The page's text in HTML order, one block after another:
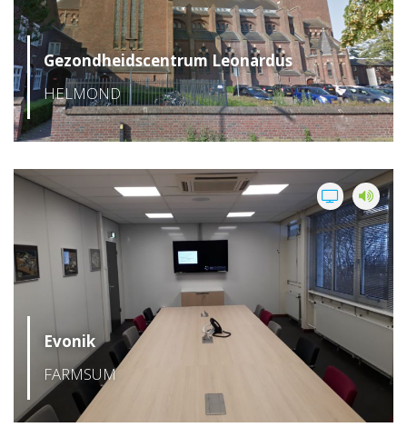
Gezondheidscentrum Leonardus
HELMOND
Evonik
FARMSUM